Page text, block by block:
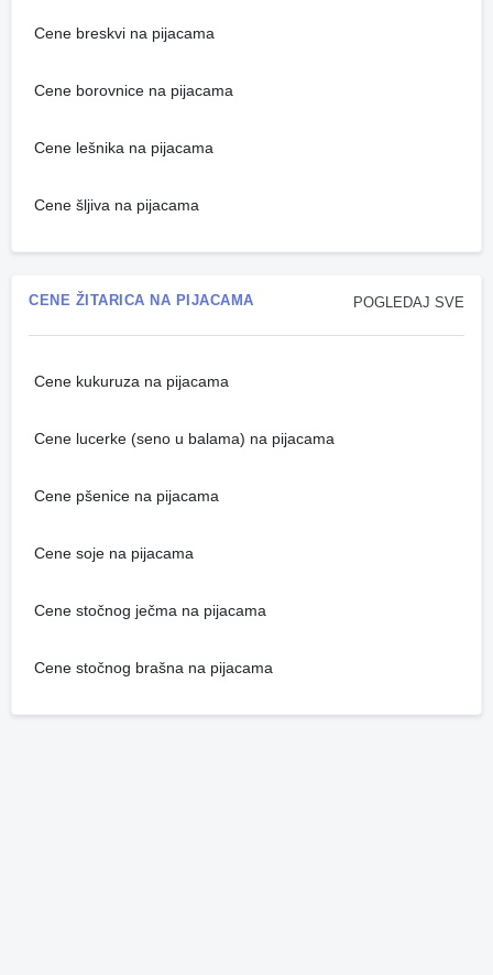
Cene breskvi na pijacama
Cene borovnice na pijacama
Cene lešnika na pijacama
Cene šljiva na pijacama
POGLEDAJ SVE
CENE ŽITARICA NA PIJACAMA
Cene kukuruza na pijacama
Cene lucerke (seno u balama) na pijacama
Cene pšenice na pijacama
Cene soje na pijacama
Cene stočnog ječma na pijacama
Cene stočnog brašna na pijacama